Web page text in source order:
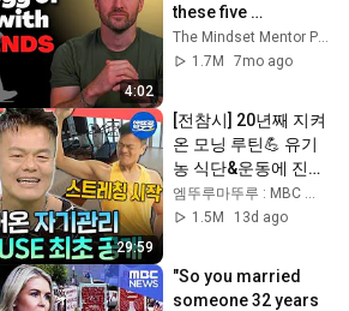
4:02
these five
personality traits
The Mindset Mentor Podcast
1.7M
7mo ago
29:59
[전참시] 20년째 지켜
온 모닝 루틴💪 유기
농 식단&운동에 진심
인 자기관리 끝판왕
박진영 | #JYP #박진
엠뚜루마뚜루 : MBC 공식 종합 채널
1.5M
13d ago
"So you married
someone 32 years